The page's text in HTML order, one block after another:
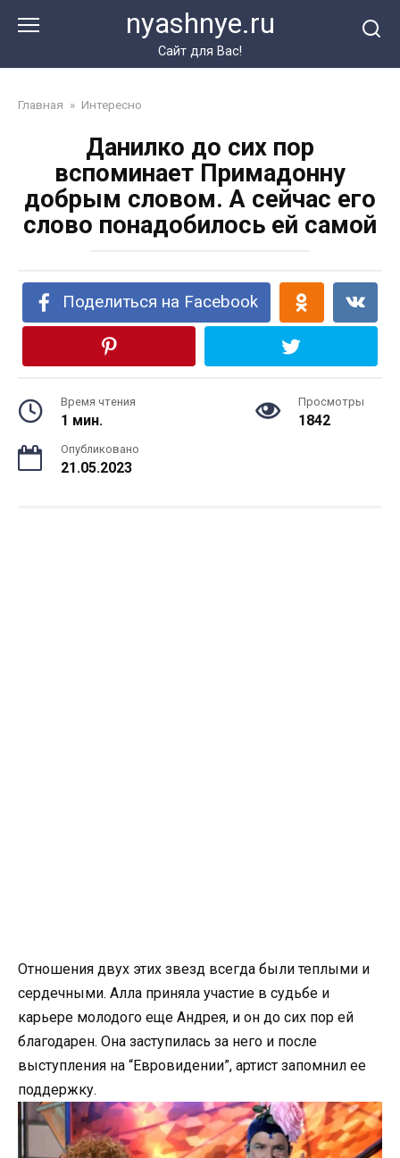
nyashnye.ru
Сайт для Вас!
Главная » Интересно
Данилко до сих пор
вспоминает Примадонну
добрым словом. А сейчас его
слово понадобилось ей самой
Поделиться на Facebook
Время чтения
1 мин.
Просмотры
1842
Опубликовано
21.05.2023
Отношения двух этих звезд всегда были теплыми и
сердечными. Алла приняла участие в судьбе и
карьере молодого еще Андрея, и он до сих пор ей
благодарен. Она заступилась за него и после
выступления на “Евровидении”, артист запомнил ее
поддержку.